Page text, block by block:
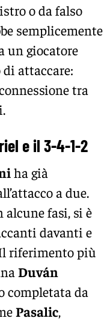
o da falso
semplicemente
un giocatore
attaccare:
tra
e il 3-4-1-2
ha già
a due.
fasi, si è
davanti e
riferimento più
Duván
completata da
Pasalic,